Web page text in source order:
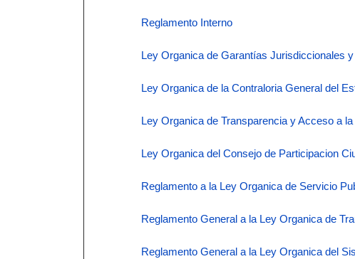
Reglamento Interno
Ley Organica de Garantías Jurisdiccionales
Ley Organica de la Contraloria General del
Ley Organica de Transparencia y Acceso a
Ley Organica del Consejo de Participacion
Reglamento a la Ley Organica de Servicio
Reglamento General a la Ley Organica de
Reglamento General a la Ley Organica del